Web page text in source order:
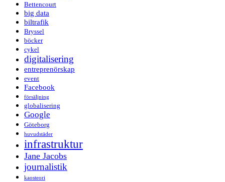
Bettencourt
big data
biltrafik
Bryssel
böcker
cykel
digitalisering
entreprenörskap
event
Facebook
försäljning
globalisering
Google
Göteborg
huvudstäder
infrastruktur
Jane Jacobs
journalistik
kaosteori